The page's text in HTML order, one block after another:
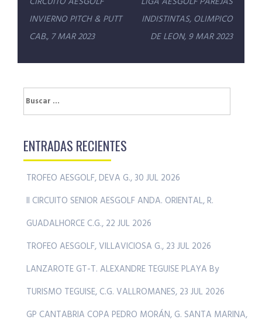
de
entradas
INVIERNO PITCH & PUTT
CAB., 7 MAR 2023
INDISTINTAS, OLIMPICO
DE LEON, 9 MAR 2023
Buscar:
ENTRADAS RECIENTES
TROFEO AESGOLF, DEVA G., 30 JUL 2026
II CIRCUITO SENIOR AESGOLF ANDA. ORIENTAL, R.
GUADALHORCE C.G., 22 JUL 2026
TROFEO AESGOLF, VILLAVICIOSA G., 23 JUL 2026
LANZAROTE GT-T. ALEXANDRE TEGUISE PLAYA By
TURISMO TEGUISE, C.G. VALLROMANES, 23 JUL 2026
GP CANTABRIA COPA PEDRO MORÁN, G. SANTA MARINA,